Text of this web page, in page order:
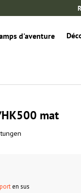
d'aventure
mat
en sus